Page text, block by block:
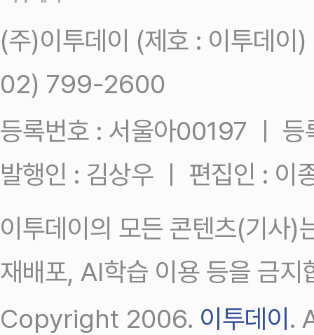
(주)이투데이 (제호 : 이투데
02) 799-2600
등록번호 : 서울아00197 ㅣ
발행인 : 김상우 ㅣ 편집인 : 이
이투데이의 모든 콘텐츠(기사)
재배포, AI학습 이용 등을 금지
Copyright 2006. 이투데이.